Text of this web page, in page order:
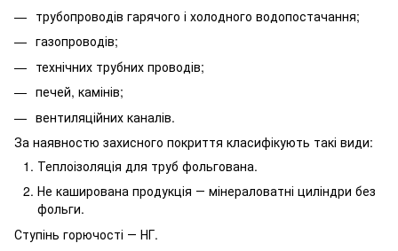
трубопроводів гарячого і холодного водопостачання;
газопроводів;
технічних трубних проводів;
печей, камінів;
вентиляційних каналів.
За наявностю захисного покриття класифікують такі види:
Теплоізоляція для труб фольгована.
Не каширована продукція ― мінераловатні циліндри без
фольги.
Ступінь горючості ― НГ.